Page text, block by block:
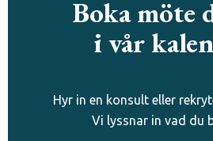
Boka möte
i vår
Hyr in en konsult eller
Vi lyssnar in vad du